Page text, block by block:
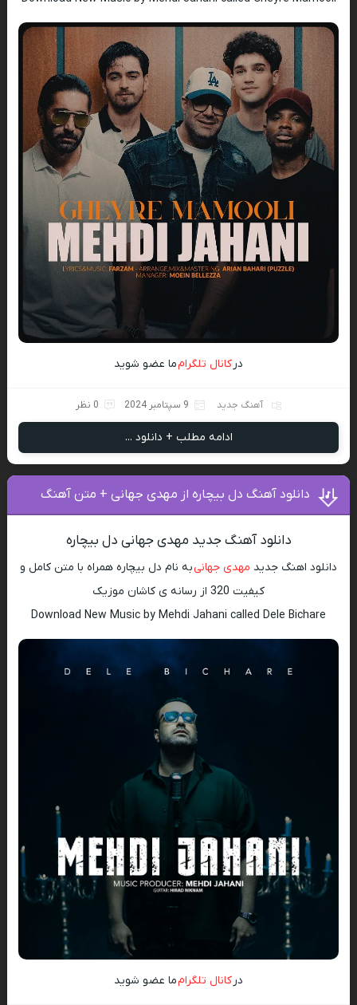
درکانال تلگرامما عضو شوید
آهنگ جدید 9 سپتامبر 2024 0 نظر
ادامه مطلب + دانلود ...
دانلود آهنگ دل بیچاره از مهدی جهانی + متن آهنگ
دانلود آهنگ جدید مهدی جهانی دل بیچاره
دانلود اهنگ جدید مهدی جهانیبه نام دل بیچاره همراه با متن کامل و
کیفیت 320 از رسانه ی کاشان موزیک
Download New Music by Mehdi Jahani called Dele Bichare
درکانال تلگرامما عضو شوید